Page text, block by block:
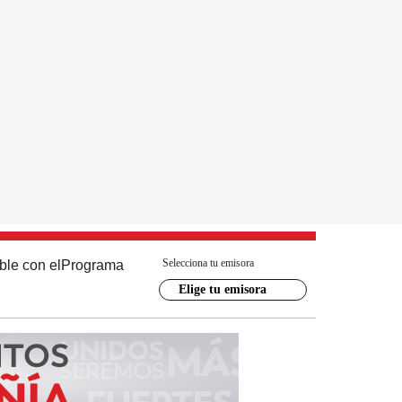
con el Programa Selecciona tu emisora
Elige tu emisora